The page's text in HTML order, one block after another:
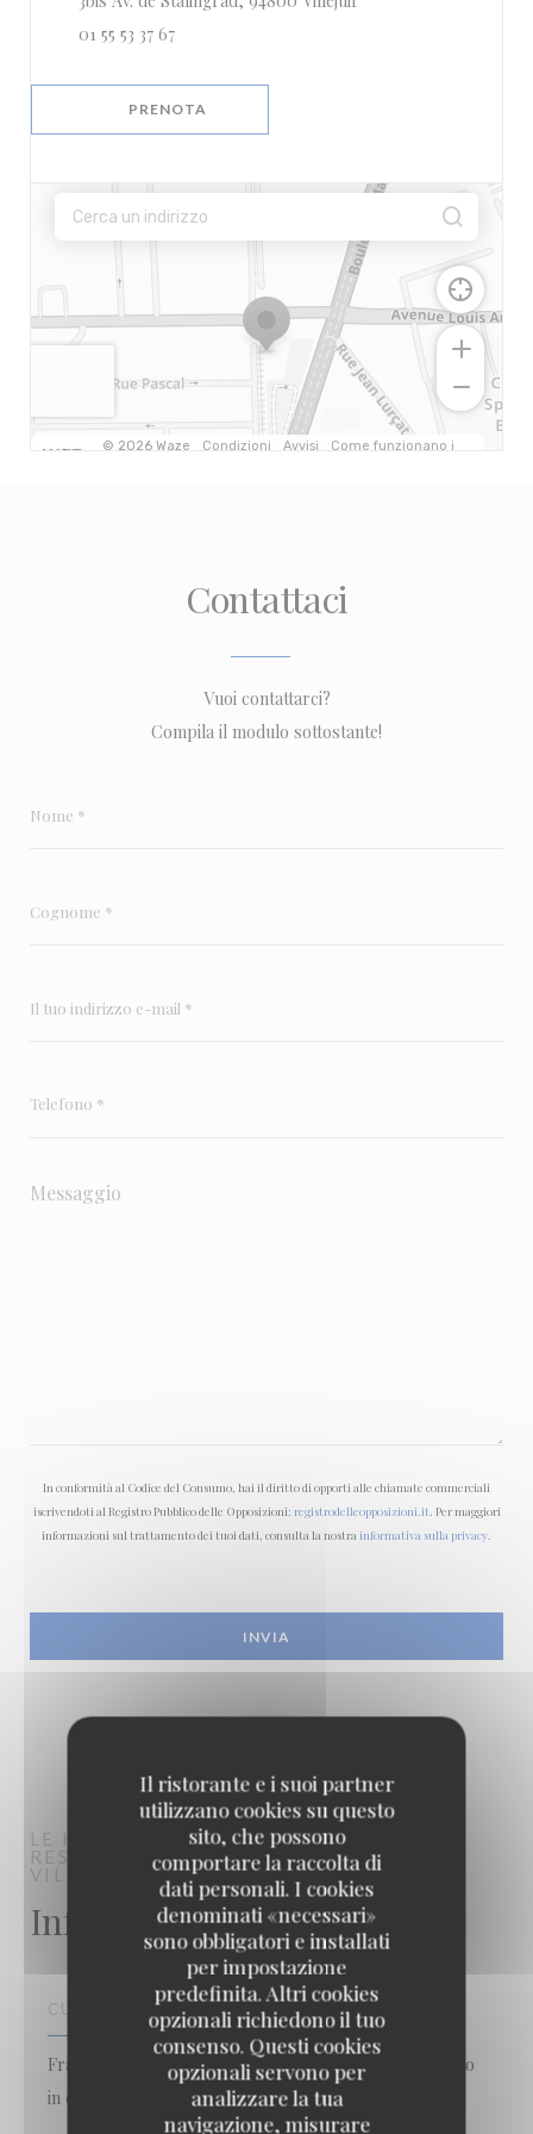
Il ristorante e i suoi partner
utilizzano cookies su questo
sito, che possono
comportare la raccolta di
dati personali. I cookies
denominati «necessari»
sono obbligatori e installati
per impostazione
predefinita. Altri cookies
opzionali richiedono il tuo
consenso. Questi cookies
opzionali servono per
analizzare la tua
navigazione, misurare
01 55 53 37 67
PRENOTA
Contattaci
Vuoi contattarci?
Compila il modulo sottostante!
In conformità al Codice del Consumo, hai il diritto di opporti alle chiamate commerciali
iscrivendoti al Registro Pubblico delle Opposizioni: registrodelleopposizioni.it . Per maggiori
informazioni sul trattamento dei tuoi dati, consulta la nostra informativa sulla privacy
LE KUZU
RESTAURANT TRADITIONNEL
VILLEJUIF
Informazioni pratiche
CUCINA
Francese, cocktail, Burger, Insalate, Carne e grill, Fatto
in casa, Fresco, Cucina tradizionale